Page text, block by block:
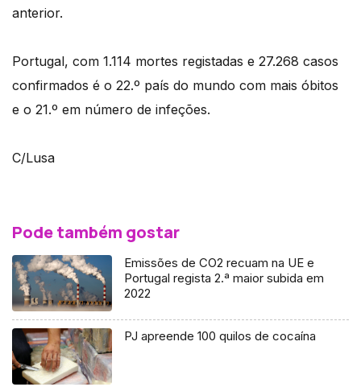
anterior.
Portugal, com 1.114 mortes registadas e 27.268 casos
confirmados é o 22.º país do mundo com mais óbitos
e o 21.º em número de infeções.
C/Lusa
Pode também gostar
Emissões de CO2 recuam na UE e
Portugal regista 2.ª maior subida em
2022
PJ apreende 100 quilos de cocaína